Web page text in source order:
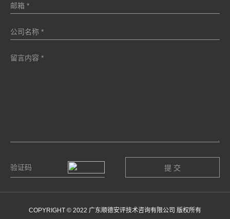
COPYRIGHT © 2022 广东顺德安评技术咨询有限公司 版权所有